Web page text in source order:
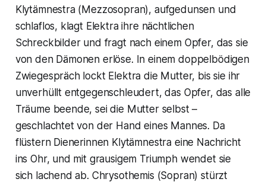
Klytämnestra (Mezzosopran), aufgedunsen und
schlaflos, klagt Elektra ihre nächtlichen
Schreckbilder und fragt nach einem Opfer, das sie
von den Dämonen erlöse. In einem doppelbödigen
Zwiegespräch lockt Elektra die Mutter, bis sie ihr
unverhüllt entgegenschleudert, das Opfer, das alle
Träume beende, sei die Mutter selbst –
geschlachtet von der Hand eines Mannes. Da
flüstern Dienerinnen Klytämnestra eine Nachricht
ins Ohr, und mit grausigem Triumph wendet sie
sich lachend ab. Chrysothemis (Sopran) stürzt